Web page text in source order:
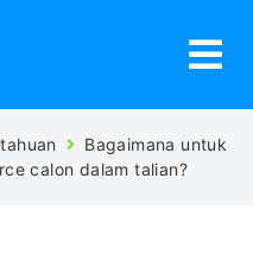
Bagaimana untuk
calon dalam talian?